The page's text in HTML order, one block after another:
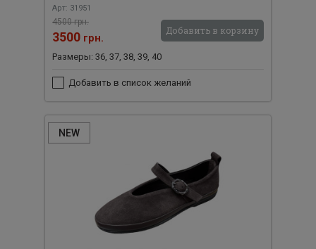
Арт: 31951
4500 грн.
3500 грн.
Добавить в корзину
Размеры: 36, 37, 38, 39, 40
Добавить в список желаний
NEW